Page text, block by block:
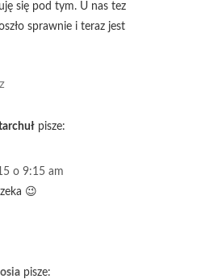
się pod tym. U nas tez
sprawnie i teraz jest
pisze:
o 9:15 am
😉
pisze: